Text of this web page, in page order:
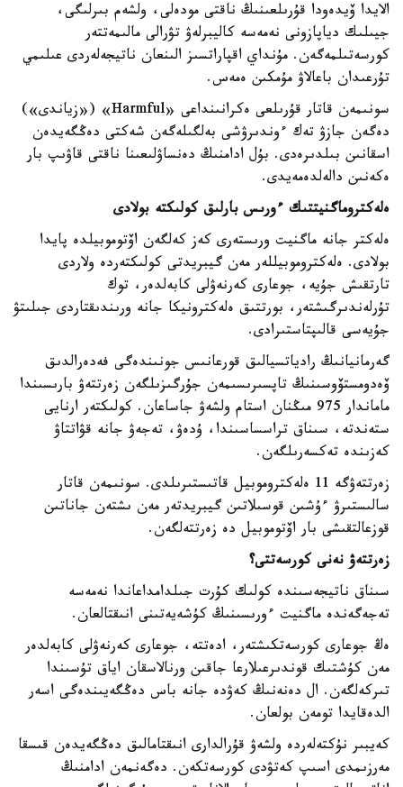
الايدا ۆيدەودا قۇرىلعىنىڭ ناقتى مودەلى، ولشەم بىرلىگى،
جيىلىك دياپازونى نەمەسە كاليبرلەۋ تۋرالى مالىمەتتەر
كورسەتىلمەگەن. مۇنداي اقپاراتسىز الىنعان ناتيجەلەردى عىلىمي
تۇرعىدان باعالاۋ مۇمكىن ەمەس.
سونىمەن قاتار قۇرىلعى ەكرانىنداعى «Harmful» («زياندى»)
دەگەن جازۋ تەك ءوندىرۋشى بەلگىلەگەن شەكتى دەڭگەيدەن
اسقانىن بىلدىرەدى. بۇل ادامنىڭ دەنساۋلىعىنا ناقتى قاۋىپ بار
ەكەنىن دالەلدەمەيدى.
ەلەكتروماگنيتتىك ءورىس بارلىق كولىكتە بولادى
ەلەكتر جانە ماگنيت ورىستەرى كەز كەلگەن اۆتوموبيلدە پايدا
بولادى. ەلەكتروموبيللەر مەن گيبريدتى كولىكتەردە ولاردى
تارتقىش جۇيە، جوعارى كەرنەۋلى كابەلدەر، توك
تۇرلەندىرگىشتەر، بورتتىق ەلەكترونيكا جانە ورىندىقتاردى جىلىتۋ
جۇيەسى قالىپتاستىرادى.
گەرمانيانىڭ رادياتسيالىق قورعانىس جونىندەگى فەدەرالدىق
ۆەدومستۆوسىنىڭ تاپسىرىسىمەن جۇرگىزىلگەن زەرتتەۋ بارىسىندا
ماماندار 975 مىڭنان استام ولشەۋ جاساعان. كولىكتەر ارنايى
ستەندتە، سىناق تراسساسىندا، ۇدەۋ، تەجەۋ جانە قۋاتتاۋ
كەزىندە تەكسەرىلگەن.
زەرتتەۋگە 11 ەلەكتروموبيل قاتىستىرىلدى. سونىمەن قاتار
سالىستىرۋ ءۇشىن قوسىلاتىن گيبريدتەر مەن ىشتەن جاناتىن
قوزعالتقىشى بار اۆتوموبيل دە زەرتتەلگەن.
زەرتتەۋ نەنى كورسەتتى؟
سىناق ناتيجەسىندە كولىك كۇرت جىلدامداعاندا نەمەسە
تەجەگەندە ماگنيت ءورىسىنىڭ كۇشەيەتىنى انىقتالعان.
ەڭ جوعارى كورسەتكىشتەر، ادەتتە، جوعارى كەرنەۋلى كابەلدەر
مەن كۇشتىك قوندىرعىلارعا جاقىن ورنالاسقان اياق تۇسىندا
تىركەلگەن. ال دەنەنىڭ كەۋدە جانە باس دەڭگەيىندەگى اسەر
الدەقايدا تومەن بولعان.
كەيبىر نۇكتەلەردە ولشەۋ قۇرالدارى انىقتامالىق دەڭگەيدەن قىسقا
مەرزىمدى اسىپ كەتۋدى كورسەتكەن. دەگەنمەن ادامنىڭ